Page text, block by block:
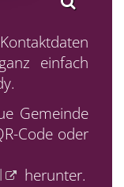
einfach
Gemeinde
Code oder
herunter.